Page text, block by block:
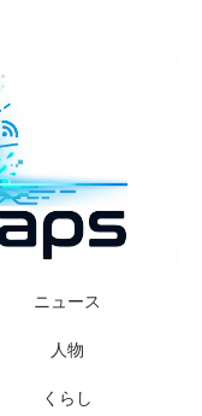
ニュース
人物
くらし